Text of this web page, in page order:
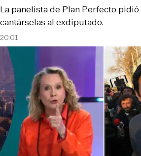
20:01
La panelista de Plan Perfecto
cantárselas al exdiputado.